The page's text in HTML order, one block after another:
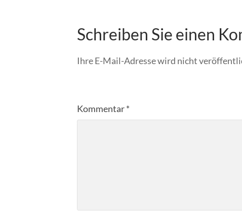
Schreiben Sie einen
Ihre E-Mail-Adresse wird nicht
Kommentar*